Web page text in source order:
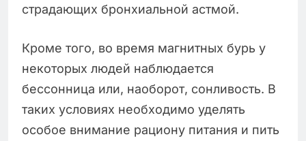
страдающих бронхиальной астмой.
Кроме того, во время магнитных бурь у
некоторых людей наблюдается
бессонница или, наоборот, сонливость. В
таких условиях необходимо уделять
особое внимание рациону питания и пить